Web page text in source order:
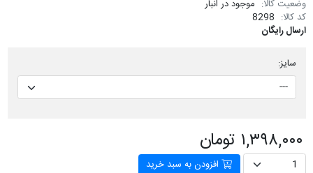
وضعیت کالا: موجود در انبار
کد کالا: 8298
ارسال رایگان
سایز:
۱,۳۹۸,۰۰۰ تومان
افزودن به سبد خرید